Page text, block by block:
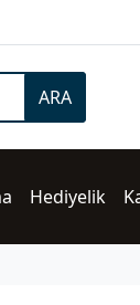
ARA
Hediyelik